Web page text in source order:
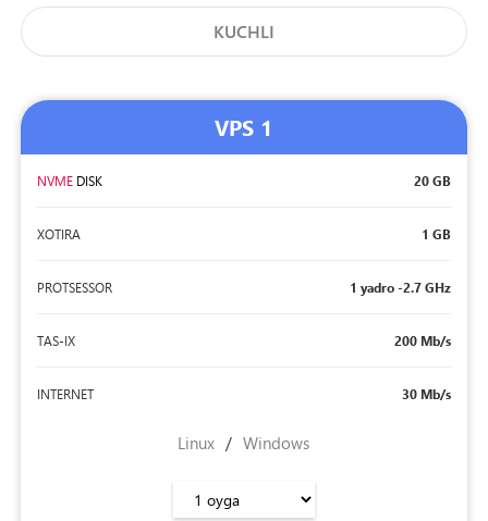
KUCHLI
VPS 1
NVME DISK 20 GB
XOTIRA 1 GB
PROTSESSOR 1 yadro -2.7 GHz
TAS-IX 200 Mb/s
INTERNET 30 Mb/s
Linux / Windows